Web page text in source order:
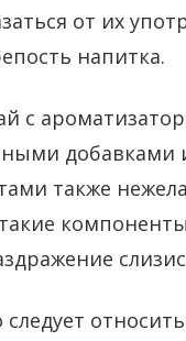
от их
напитка.
с
добавками
также